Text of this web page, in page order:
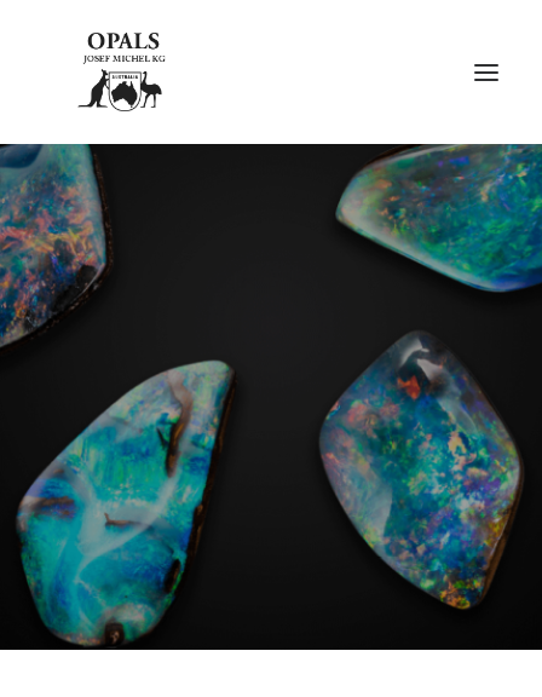
ÜBER OPALE
AUSSTELLUNGEN
FACHMESSEN
GALERIE
KONTAKT
NACHHALTIGKEIT